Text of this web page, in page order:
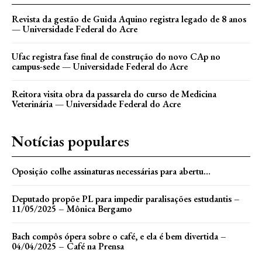
Revista da gestão de Guida Aquino registra legado de 8 anos
— Universidade Federal do Acre
Ufac registra fase final de construção do novo CAp no
campus-sede — Universidade Federal do Acre
Reitora visita obra da passarela do curso de Medicina
Veterinária — Universidade Federal do Acre
Notícias populares
Oposição colhe assinaturas necessárias para abertu…
Deputado propõe PL para impedir paralisações estudantis –
11/05/2025 – Mônica Bergamo
Bach compôs ópera sobre o café, e ela é bem divertida –
04/04/2025 – Café na Prensa